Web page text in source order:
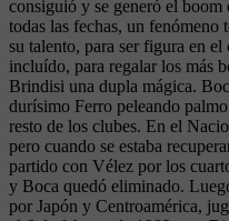
consiguió y se generó el boom
todas las fechas, un
su talento, para ser figura en
incluído, para regalar los más
Brindisi una dupla mágica.
durísimo Ferro peleando
resto de los clubes. En el
pero cuando se estaba
partido con Vélez por los
y Boca quedó eliminado.
por Japón y Centroamérica,